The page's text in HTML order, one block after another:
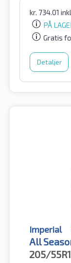
kr. 734.01
PÅ
Gratis
Detaljer
Imperial
All
205/